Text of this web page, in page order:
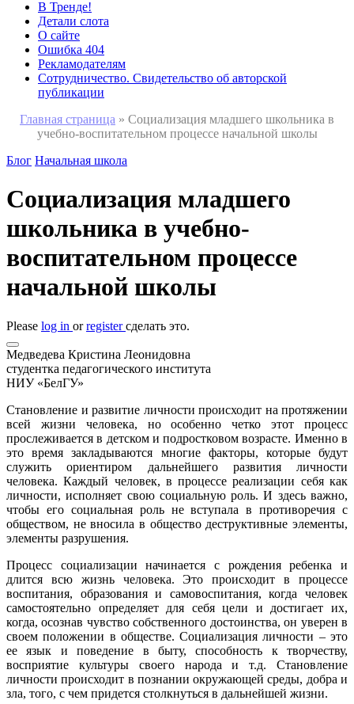
В Тренде!
Детали слота
О сайте
Ошибка 404
Рекламодателям
Сотрудничество. Свидетельство об авторской
публикации
Главная страница » Социализация младшего школьника в
учебно-воспитательном процессе начальной школы
Блог Начальная школа
Социализация младшего
школьника в учебно-
воспитательном процессе
начальной школы
Please log in orregisterсделать это.
Медведева Кристина Леонидовна
студентка педагогического института
НИУ «БелГУ»
Становление и развитие личности происходит на протяжении
всей жизни человека, но особенно четко этот процесс
прослеживается в детском и подростковом возрасте. Именно в
это время закладываются многие факторы, которые будут
служить ориентиром дальнейшего развития личности
человека. Каждый человек, в процессе реализации себя как
личности, исполняет свою социальную роль. И здесь важно,
чтобы его социальная роль не вступала в противоречия с
обществом, не вносила в общество деструктивные элементы,
элементы разрушения.
Процесс социализации начинается с рождения ребенка и
длится всю жизнь человека. Это происходит в процессе
воспитания, образования и самовоспитания, когда человек
самостоятельно определяет для себя цели и достигает их,
когда, осознав чувство собственного достоинства, он уверен в
своем положении в обществе. Социализация личности – это
ее язык и поведение в быту, способность к творчеству,
восприятие культуры своего народа и т.д. Становление
личности происходит в познании окружающей среды, добра и
зла, того, с чем придется столкнуться в дальнейшей жизни.